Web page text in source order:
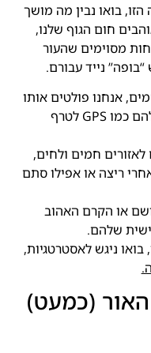
בואו נבין מה מושך
חום הגוף שלנו,
מסוימים שהעור
נייד עבורם.
אנחנו פולטים אותו
בצורה אוטומטית וזה משמש להם כמו GPS לטרף
חמים ולחים,
ריצה או אפילו סתם
או הקרם האהוב
שלהם.
בואו ניגש לאסטרטגיות,
(כמעט)